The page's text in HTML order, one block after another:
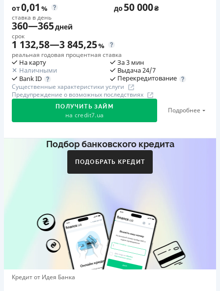
от0,01 %
ставка в день
до50 000₴
360—365дней
срок
1 132,58—3 845,25%
реальная годовая процентная ставка
На карту
Наличными
Bank ID
За 3 мин
Выдача 24/7
Перекредитование
Существенные характеристики услуги
Предупреждение о возможных последствиях
ПОЛУЧИТЬ ЗАЙМ
на credit7.ua
Подробнее
Акция: «Кешбэк за друга»
друг регистрируется и получает первый кредит (от
Бронзовый призер FinAwards 2026 «Лучшая программа
лояльности»
Первый займ
от 0,01%/день до 30 000 ₴
Повторный займ
Подбор банковского кредита
ПОДОБРАТЬ КРЕДИТ
Кредит от Идея Банка